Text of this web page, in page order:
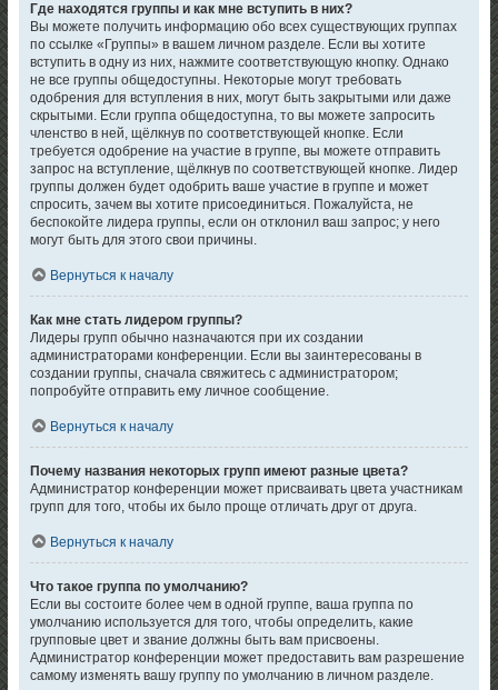
Где находятся группы и как мне вступить в них?
Вы можете получить информацию обо всех существующих группах
по ссылке «Группы» в вашем личном разделе. Если вы хотите
вступить в одну из них, нажмите соответствующую кнопку. Однако
не все группы общедоступны. Некоторые могут требовать
одобрения для вступления в них, могут быть закрытыми или даже
скрытыми. Если группа общедоступна, то вы можете запросить
членство в ней, щёлкнув по соответствующей кнопке. Если
требуется одобрение на участие в группе, вы можете отправить
запрос на вступление, щёлкнув по соответствующей кнопке. Лидер
группы должен будет одобрить ваше участие в группе и может
спросить, зачем вы хотите присоединиться. Пожалуйста, не
беспокойте лидера группы, если он отклонил ваш запрос; у него
могут быть для этого свои причины.
Вернуться к началу
Как мне стать лидером группы?
Лидеры групп обычно назначаются при их создании
администраторами конференции. Если вы заинтересованы в
создании группы, сначала свяжитесь с администратором;
попробуйте отправить ему личное сообщение.
Вернуться к началу
Почему названия некоторых групп имеют разные цвета?
Администратор конференции может присваивать цвета участникам
групп для того, чтобы их было проще отличать друг от друга.
Вернуться к началу
Что такое группа по умолчанию?
Если вы состоите более чем в одной группе, ваша группа по
умолчанию используется для того, чтобы определить, какие
групповые цвет и звание должны быть вам присвоены.
Администратор конференции может предоставить вам разрешение
самому изменять вашу группу по умолчанию в личном разделе.